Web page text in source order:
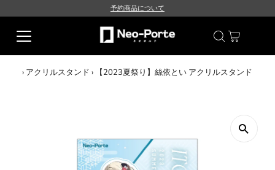
予約商品について
› アクリルスタンド › 【2023夏祭り】絲依とい アクリルスタンド